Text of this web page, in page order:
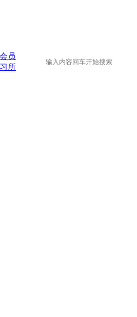
会员
所